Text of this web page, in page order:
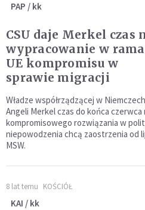
PAP / kk
CSU daje Merkel czas
wypracowanie w
UE kompromisu w
sprawie migracji
Władze współrządzącej w
Angeli Merkel czas do końca
kompromisowego rozwiązania w
niepowodzenia chcą zaostrzenia od
MSW.
8 lat temu KOŚCIÓŁ
KAI / kk